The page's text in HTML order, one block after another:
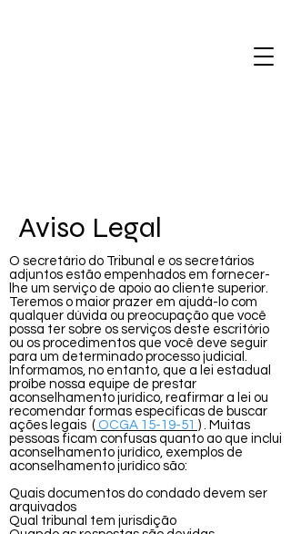
Aviso Legal
O secretário do Tribunal e os secretários
adjuntos estão empenhados em fornecer-
lhe um serviço de apoio ao cliente superior.
Teremos o maior prazer em ajudá-lo com
qualquer dúvida ou preocupação que você
possa ter sobre os serviços deste escritório
ou os procedimentos que você deve seguir
para um determinado processo judicial.
Informamos, no entanto, que a lei estadual
proíbe nossa equipe de prestar
aconselhamento jurídico, reafirmar a lei ou
recomendar formas específicas de buscar
ações legais ( OCGA 15-19-51 ) . Muitas
pessoas ficam confusas quanto ao que inclui
aconselhamento jurídico, exemplos de
aconselhamento jurídico são:
Quais documentos do condado devem ser
arquivados
Qual tribunal tem jurisdição